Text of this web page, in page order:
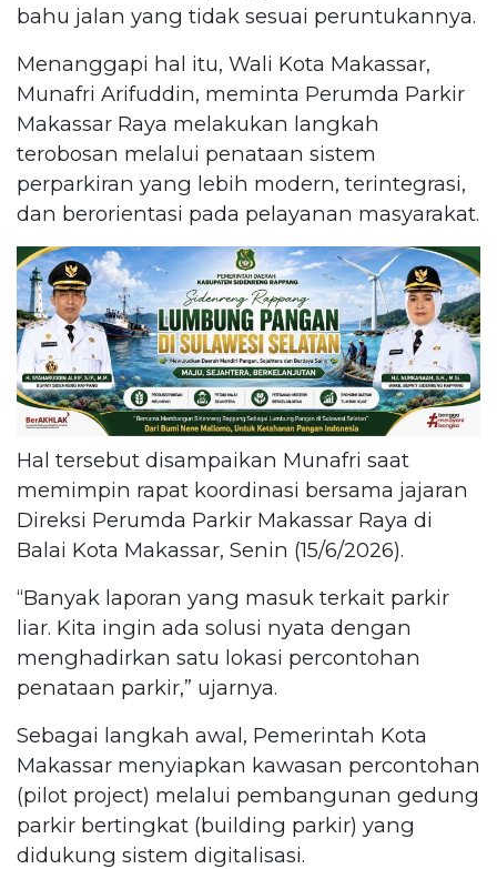
bahu jalan yang tidak sesuai peruntukannya.
Menanggapi hal itu, Wali Kota Makassar,
Munafri Arifuddin, meminta Perumda Parkir
Makassar Raya melakukan langkah
terobosan melalui penataan sistem
perparkiran yang lebih modern, terintegrasi,
dan berorientasi pada pelayanan masyarakat.
Hal tersebut disampaikan Munafri saat
memimpin rapat koordinasi bersama jajaran
Direksi Perumda Parkir Makassar Raya di
Balai Kota Makassar, Senin (15/6/2026).
“Banyak laporan yang masuk terkait parkir
liar. Kita ingin ada solusi nyata dengan
menghadirkan satu lokasi percontohan
penataan parkir,” ujarnya.
Sebagai langkah awal, Pemerintah Kota
Makassar menyiapkan kawasan percontohan
(pilot project) melalui pembangunan gedung
parkir bertingkat (building parkir) yang
didukung sistem digitalisasi.